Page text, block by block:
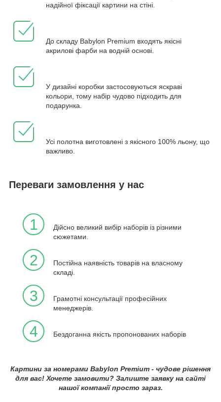
надійної фіксації картини на стіні.
До складу Babylon Premium входять якісні
акрилові фарби на водній основі.
У дизайні коробки застосовуються яскраві
кольори, тому набір чудово підходить для
подарунка.
Усі полотна виготовлені з якісного 100% льону, що
важливо.
Переваги замовлення у нас
1
Дійсно великий вибір наборів із різними
сюжетами.
2
Постійна наявність товарів на власному
складі.
3
Грамотні консультації професійних
менеджерів.
4 Бездоганна якість пропонованих наборів
Картини за номерами Babylon Premium - чудове рішення
для вас! Хочете замовити? Залиште заявку на сайті
нашої компанії просто зараз.